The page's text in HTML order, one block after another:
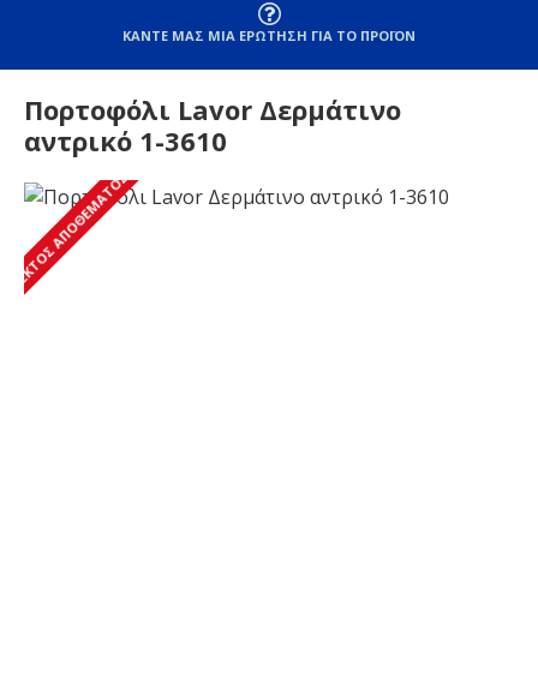
ΚΑΝΤΕ ΜΑΣ ΜΙΑ ΕΡΩΤΗΣΗ ΓΙΑ ΤΟ ΠΡΟΪΟΝ
Πορτοφόλι Lavor Δερμάτινο
αντρικό 1-3610
ΕΚΤΌΣ ΑΠΟΘΈΜΑΤΟΣ